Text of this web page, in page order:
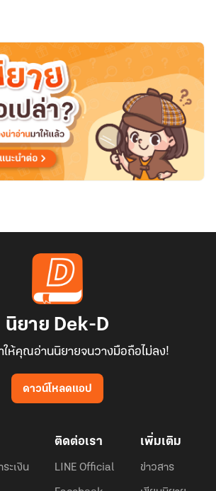
นิยาย Dek-D
ให้คุณอ่านนิยายจนวางมือถือไม่ลง!
ดาวน์โหลดแอป
ะเงิน
ติดต่อเรา
LINE Official
เพิ่มเติม
ข่าวสาร